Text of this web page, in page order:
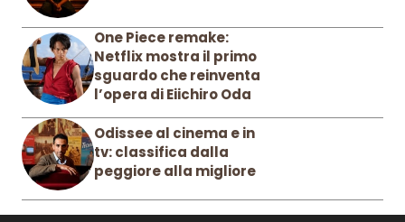
One Piece remake:
Netflix mostra il primo
sguardo che reinventa
l’opera di Eiichiro Oda
Odissee al cinema e in
tv: classifica dalla
peggiore alla migliore